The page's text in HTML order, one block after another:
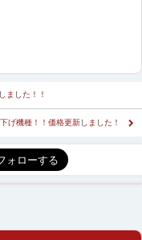
した！！
機種！！価格更新しました！